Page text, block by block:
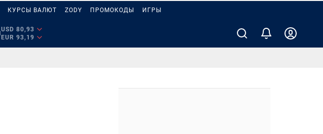
КУРСЫ ВАЛЮТ ZODY ПРОМОКОДЫ ИГРЫ
USD 80,93
EUR 93,19